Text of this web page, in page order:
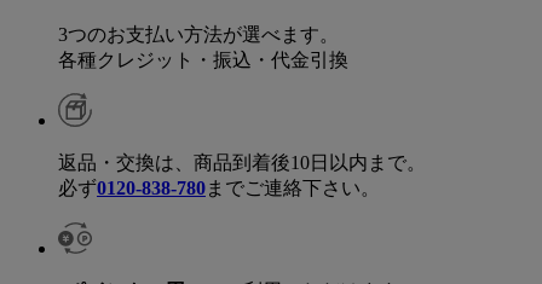
3つのお支払い方法が選べます。
各種クレジット・振込・代金引換
返品・交換は、商品到着後10日以内まで。
必ず0120-838-780までご連絡下さい。